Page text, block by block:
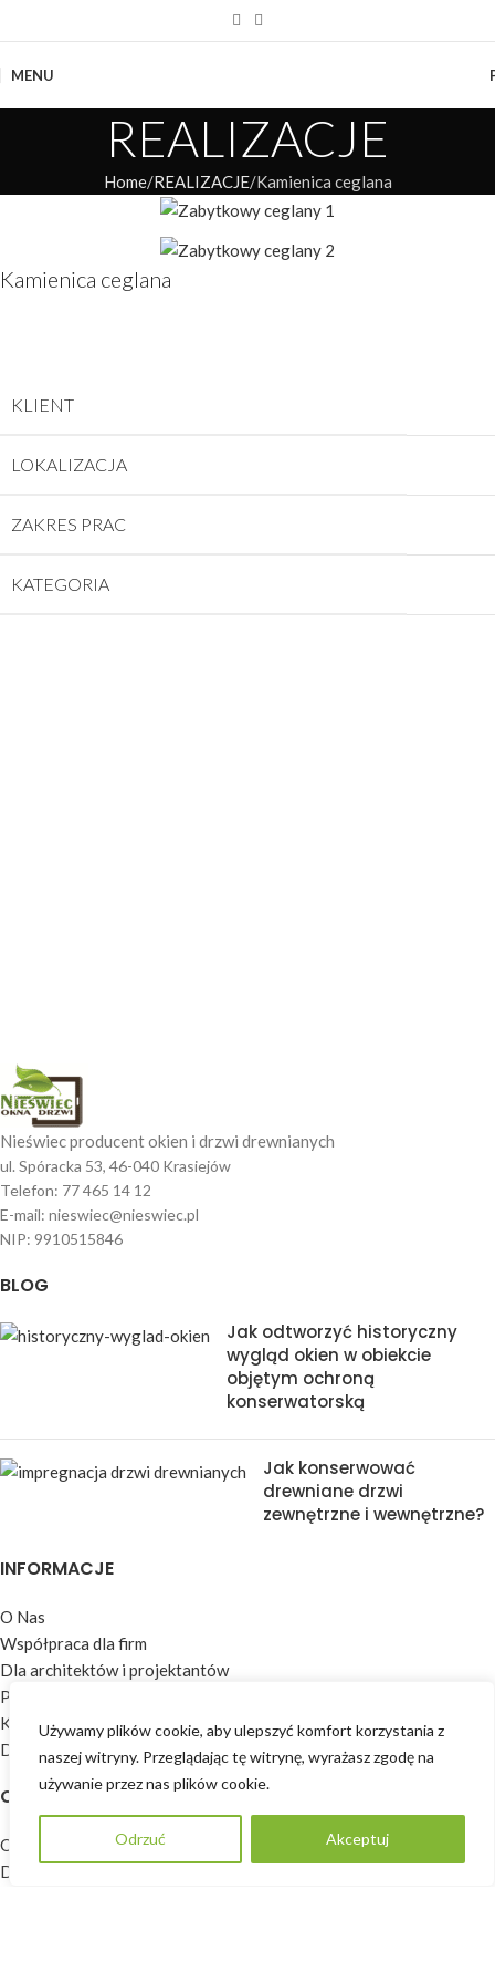
Używamy plików cookie, aby ulepszyć komfort korzystania z
naszej witryny. Przeglądając tę ​​witrynę, wyrażasz zgodę na
używanie przez nas plików cookie.
Odrzuć Akceptuj
MENU
REALIZACJE
Home REALIZACJE Kamienica ceglana
Kamienica ceglana
KLIENT
LOKALIZACJA
ZAKRES PRAC
KATEGORIA
Nieświec producent okien i drzwi drewnianych
ul. Spóracka 53, 46-040 Krasiejów
Telefon: 77 465 14 12
E-mail: nieswiec@nieswiec.pl
NIP: 9910515846
POPROŚ O WYCENĘ
BLOG
Jak odtworzyć historyczny
wygląd okien w obiekcie
objętym ochroną
konserwatorską
Jak konserwować
drewniane drzwi
zewnętrzne i wewnętrzne?
INFORMACJE
O Nas
Współpraca dla firm
Dla architektów i projektantów
Polityka prywatności
Kontakt
Dodaj opinię
OFERTA
Okna
Drzwi